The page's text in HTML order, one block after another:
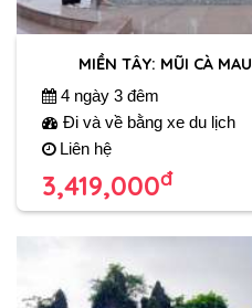
MIỀN TÂY: MŨI CÀ
4 ngày 3 đêm
Đi và về bằng xe du lịch
Liên hệ
3,419,000đ